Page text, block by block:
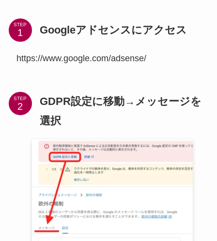
STEP Googleアドセンスにアクセス
https://www.google.com/adsense/
STEP
GDPR設定に移動→メッセージを
選択